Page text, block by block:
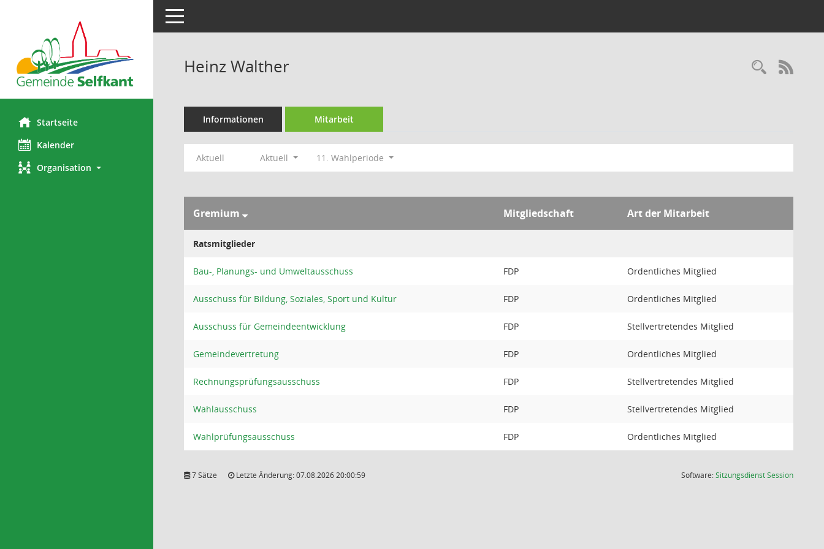
Startseite
Kalender
Organisation
Toggle navigation
Heinz Walther
Informationen Mitarbeit
Aktuell Aktuell 11. Wahlperiode
Gremium Mitgliedschaft Art der Mitarbeit
Ratsmitglieder
Bau-, Planungs- und Umweltausschuss FDP Ordentliches Mitglied
Ausschuss für Bildung, Soziales, Sport und Kultur FDP Ordentliches Mitglied
Ausschuss für Gemeindeentwicklung FDP Stellvertretendes Mitglied
Gemeindevertretung FDP Ordentliches Mitglied
Rechnungsprüfungsausschuss FDP Stellvertretendes Mitglied
Wahlausschuss FDP Stellvertretendes Mitglied
Wahlprüfungsausschuss FDP Ordentliches Mitglied
7 Sätze Letzte Änderung: 07.08.2026 20:00:59 Software:SitzungsdienstSession(Wird in